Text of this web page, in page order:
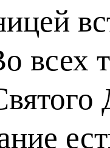
всех